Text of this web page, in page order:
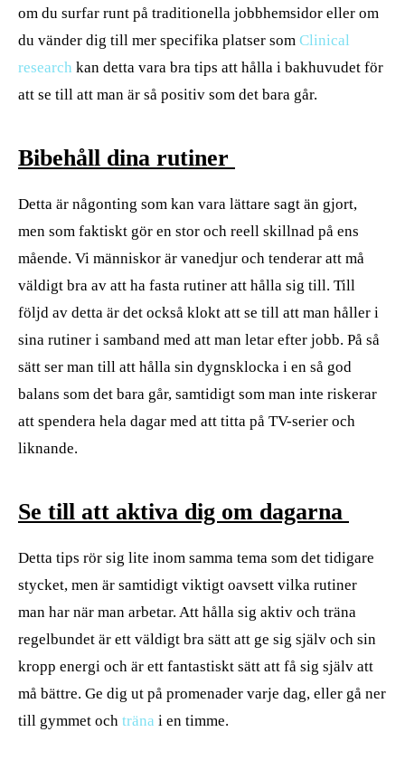
om du surfar runt på traditionella jobbhemsidor eller om
du vänder dig till mer specifika platser som Clinical
research kan detta vara bra tips att hålla i bakhuvudet för
att se till att man är så positiv som det bara går.
Bibehåll dina rutiner
Detta är någonting som kan vara lättare sagt än gjort,
men som faktiskt gör en stor och reell skillnad på ens
mående. Vi människor är vanedjur och tenderar att må
väldigt bra av att ha fasta rutiner att hålla sig till. Till
följd av detta är det också klokt att se till att man håller i
sina rutiner i samband med att man letar efter jobb. På så
sätt ser man till att hålla sin dygnsklocka i en så god
balans som det bara går, samtidigt som man inte riskerar
att spendera hela dagar med att titta på TV-serier och
liknande.
Se till att aktiva dig om dagarna
Detta tips rör sig lite inom samma tema som det tidigare
stycket, men är samtidigt viktigt oavsett vilka rutiner
man har när man arbetar. Att hålla sig aktiv och träna
regelbundet är ett väldigt bra sätt att ge sig själv och sin
kropp energi och är ett fantastiskt sätt att få sig själv att
må bättre. Ge dig ut på promenader varje dag, eller gå ner
till gymmet och träna i en timme.